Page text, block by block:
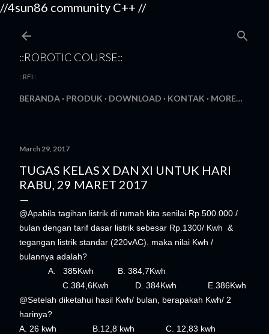
//4sun86 community C++ //
Skip to main content
::ROBOTIC COURSE::
::RFI::
BERANDA PRODUK DOWNLOAD KONTAK MORE…
March 29, 2017
TUGAS KELAS X DAN XI UNTUK HARI
RABU, 29 MARET 2017
@Apabila tagihan listrik di rumah kita senilai Rp.500.000 /
bulan dengan tarif dasar listrik sebesar Rp.1300/ Kwh &
tegangan listrik standar (220vAC). maka nilai Kwh /
bulannya adalah?
A.
385Kwh B. 384,7Kwh
C.384,6Kwh D. 384Kwh E.386Kwh
@Setelah diketahui hasil Kwh/ bulan, berapakah Kwh/ 2
harinya?
A. 26 kwh B.12,8 kwh C. 12,83 kwh